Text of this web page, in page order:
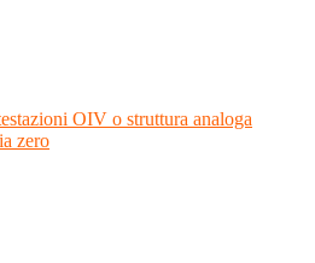
OIV o struttura analoga
zero